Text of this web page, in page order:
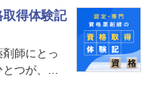
加算の施設
ており、今
の役割が
得体験記
師にとっ
つが、